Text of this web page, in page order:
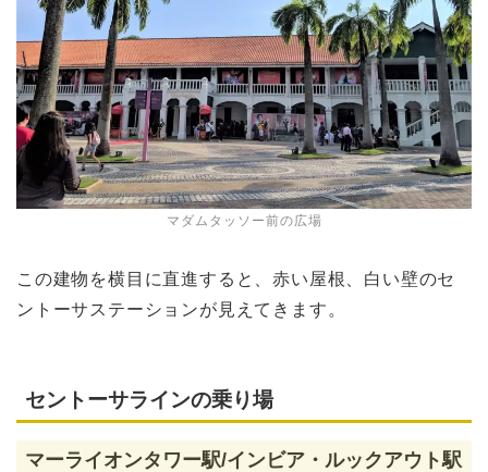
マダムタッソー前の広場
この建物を横目に直進すると、赤い屋根、白い壁のセ
ントーサステーションが見えてきます。
セントーサラインの乗り場
マーライオンタワー駅/インビア・ルックアウト駅